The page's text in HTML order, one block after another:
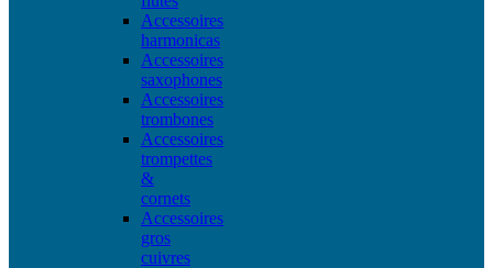
Accessoires
harmonicas
Accessoires
saxophones
Accessoires
trombones
Accessoires
trompettes
&
cornets
Accessoires
gros
cuivres